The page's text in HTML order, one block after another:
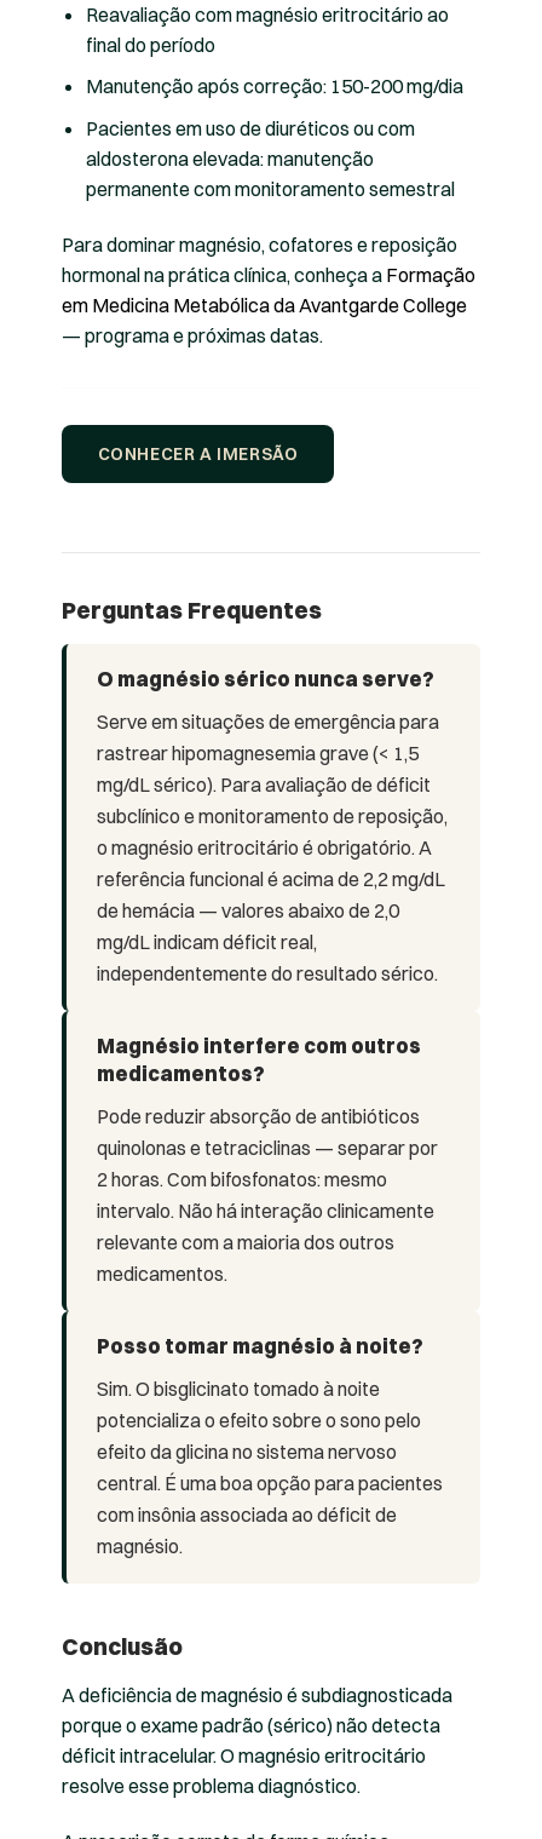
Reavaliação com magnésio eritrocitário ao
final do período
Manutenção após correção: 150-200 mg/dia
Pacientes em uso de diuréticos ou com
aldosterona elevada: manutenção
permanente com monitoramento semestral
Para dominar magnésio, cofatores e reposição
hormonal na prática clínica, conheça a Formação
em Medicina Metabólica da Avantgarde College
— programa e próximas datas.
CONHECER A IMERSÃO
Perguntas Frequentes
O magnésio sérico nunca serve?
Serve em situações de emergência para
rastrear hipomagnesemia grave (< 1,5
mg/dL sérico). Para avaliação de déficit
subclínico e monitoramento de reposição,
o magnésio eritrocitário é obrigatório. A
referência funcional é acima de 2,2 mg/dL
de hemácia — valores abaixo de 2,0
mg/dL indicam déficit real,
independentemente do resultado sérico.
Magnésio interfere com outros
medicamentos?
Pode reduzir absorção de antibióticos
quinolonas e tetraciclinas — separar por
2 horas. Com bifosfonatos: mesmo
intervalo. Não há interação clinicamente
relevante com a maioria dos outros
medicamentos.
Posso tomar magnésio à noite?
Sim. O bisglicinato tomado à noite
potencializa o efeito sobre o sono pelo
efeito da glicina no sistema nervoso
central. É uma boa opção para pacientes
com insônia associada ao déficit de
magnésio.
Conclusão
A deficiência de magnésio é subdiagnosticada
porque o exame padrão (sérico) não detecta
déficit intracelular. O magnésio eritrocitário
resolve esse problema diagnóstico.